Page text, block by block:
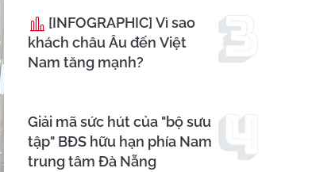
[INFOGRAPHIC] Vì sao
khách châu Âu đến Việt
Nam tăng mạnh?
Giải mã sức hút của "bộ sưu
tập" BĐS hữu hạn phía Nam
trung tâm Đà Nẵng